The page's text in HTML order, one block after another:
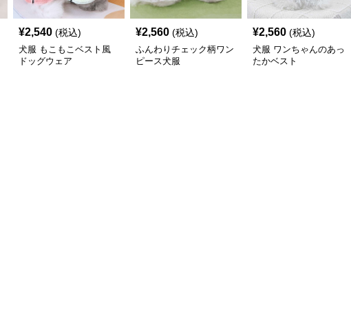
¥2,540 (税込)
犬服 もこもこベスト風
ドッグウェア
¥2,560 (税込)
ふんわりチェック柄ワン
ピース犬服
¥2,560 (税込)
犬服 ワンちゃんのあっ
たかベスト